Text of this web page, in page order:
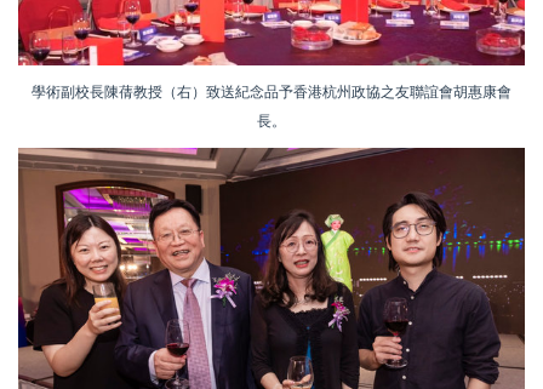
學術副校長陳蒨教授（右）致送紀念品予香港杭州政協之友聯誼會胡惠康會
長。